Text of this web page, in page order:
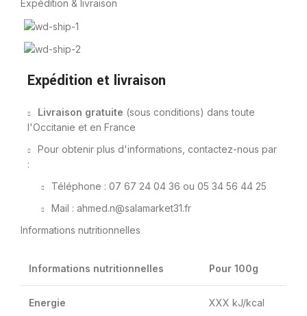
Expédition & livraison
Expédition et livraison
Livraison gratuite (sous conditions) dans toute
l'Occitanie et en France
Pour obtenir plus d'informations, contactez-nous par
:
Téléphone : 07 67 24 04 36 ou 05 34 56 44 25
Mail : ahmed.n@salamarket31.fr
Informations nutritionnelles
Informations nutritionnelles Pour 100g
Energie XXX kJ/kcal